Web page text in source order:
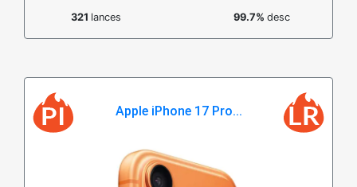
321 lances 99.7% desc
Apple iPhone 17 Pro...